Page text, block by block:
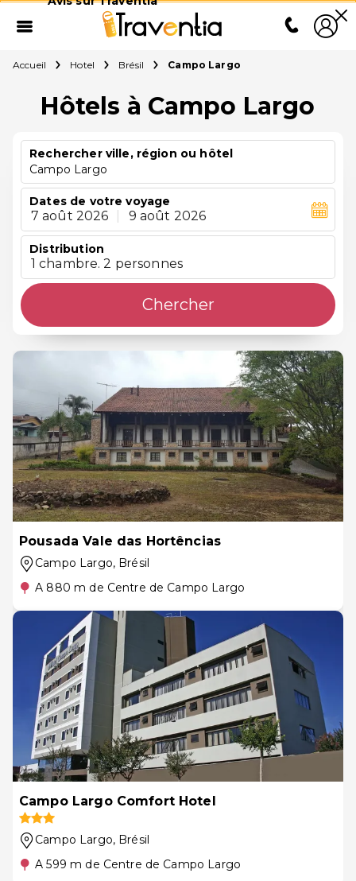
Accueil Hotel Brésil Campo Largo
Hôtels à Campo Largo
Rechercher ville, région ou hôtel
Campo Largo
Dates de votre voyage
7 août 2026 9 août 2026
Distribution
1 chambre. 2 personnes
Chercher
Pousada Vale das Hortências
Campo Largo, Brésil
A 880 m de Centre de Campo Largo
Campo Largo Comfort Hotel
Campo Largo, Brésil
A 599 m de Centre de Campo Largo